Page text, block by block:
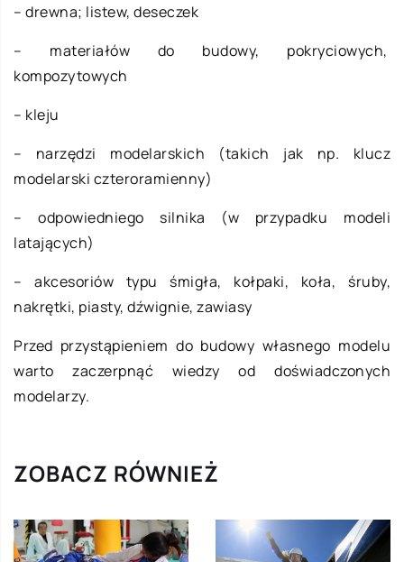
– drewna; listew, deseczek
– materiałów do budowy, pokryciowych,
kompozytowych
– kleju
– narzędzi modelarskich (takich jak np. klucz
modelarski czteroramienny)
– odpowiedniego silnika (w przypadku modeli
latających)
– akcesoriów typu śmigła, kołpaki, koła, śruby,
nakrętki, piasty, dźwignie, zawiasy
Przed przystąpieniem do budowy własnego modelu
warto zaczerpnąć wiedzy od doświadczonych
modelarzy.
ZOBACZ RÓWNIEŻ